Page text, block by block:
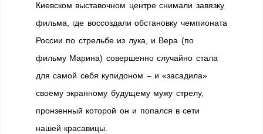
Киевском выставочном центре снимали завязку
фильма, где воссоздали обстановку чемпионата
России по стрельбе из лука, и Вера (по
фильму Марина) совершенно случайно стала
для самой себя купидоном – и «засадила»
своему экранному будущему мужу стрелу,
пронзенный которой он и попался в сети
нашей красавицы.